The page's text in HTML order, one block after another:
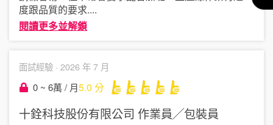
度跟品質的要求....
閱讀更多並解鎖
面試經驗 · 2026 年 7 月
0 ~ 6萬 / 月5.0 分
十銓科技股份有限公司 作業員╱包裝員